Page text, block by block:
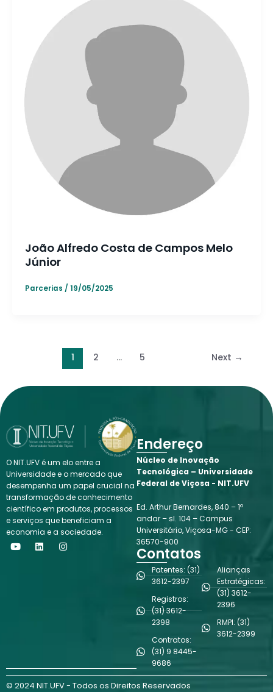
João Alfredo Costa de Campos Melo
Júnior
Parcerias / 19/05/2025
1 2 … 5 Next →
O NIT.UFV é um elo entre a
Universidade e o mercado que
desempenha um papel crucial na
transformação de conhecimento
científico em produtos, processos
e serviços que beneficiam a
economia e a sociedade.
Y
o
L
i
I
n
Endereço
Núcleo de Inovação
Tecnológica – Universidade
Federal de Viçosa - NIT.UFV
Ed. Arthur Bernardes, 840 – 1º
andar – sl. 104 – Campus
Universitário, Viçosa-MG - CEP:
36570-900
Contatos
Patentes: (31)
3612-2397
Registros:
(31) 3612-
2398
Contratos:
(31) 9 8445-
9686
Alianças
Estratégicas:
(31) 3612-
2396
RMPI: (31)
3612-2399
© 2024 NIT.UFV - Todos os Direitos Reservados